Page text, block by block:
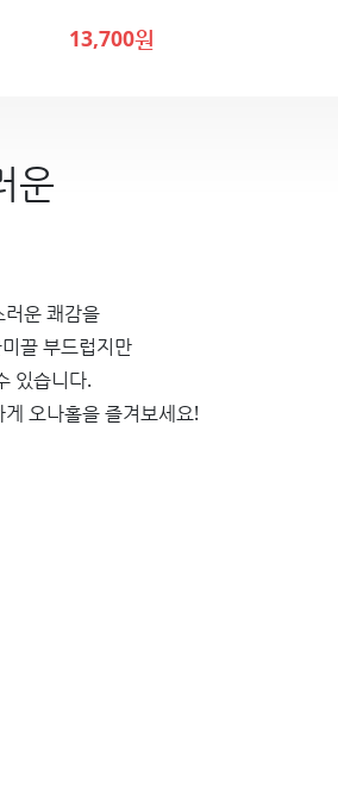
13,700원
운
운 쾌감을
끌 부드럽지만
있습니다.
오나홀을 즐겨보세요!